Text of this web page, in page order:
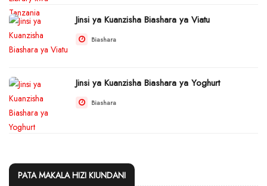
Jinsi ya Kuanzisha Biashara ya Viatu
Biashara
Jinsi ya Kuanzisha Biashara ya Yoghurt
Biashara
PATA MAKALA HIZI KIUNDANI